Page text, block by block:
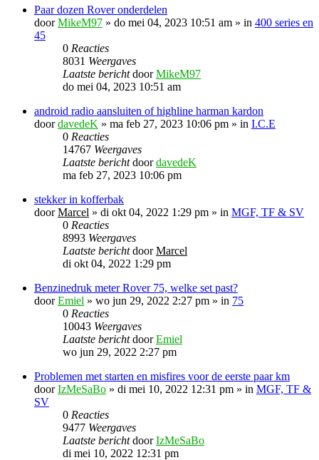
Paar dozen Rover onderdelen
doorMikeM97 » do mei 04, 2023 10:51 am » in 400 series en
45
0 Reacties
8031 Weergaves
Laatste berichtdoorMikeM97
do mei 04, 2023 10:51 am
android radio aansluiten of highline harman kardon
doordavedeK » ma feb 27, 2023 10:06 pm » in I.C.E
0 Reacties
14767 Weergaves
Laatste berichtdoordavedeK
ma feb 27, 2023 10:06 pm
stekker in kofferbak
doorMarcel » di okt 04, 2022 1:29 pm » in MGF, TF & SV
0 Reacties
8993 Weergaves
Laatste berichtdoorMarcel
di okt 04, 2022 1:29 pm
Benzinedruk meter Rover 75, welke set past?
doorEmiel » wo jun 29, 2022 2:27 pm » in 75
0 Reacties
10043 Weergaves
Laatste berichtdoorEmiel
wo jun 29, 2022 2:27 pm
Problemen met starten en misfires voor de eerste paar km
doorIzMeSaBo » di mei 10, 2022 12:31 pm » in MGF, TF &
SV
0 Reacties
9477 Weergaves
Laatste berichtdoorIzMeSaBo
di mei 10, 2022 12:31 pm